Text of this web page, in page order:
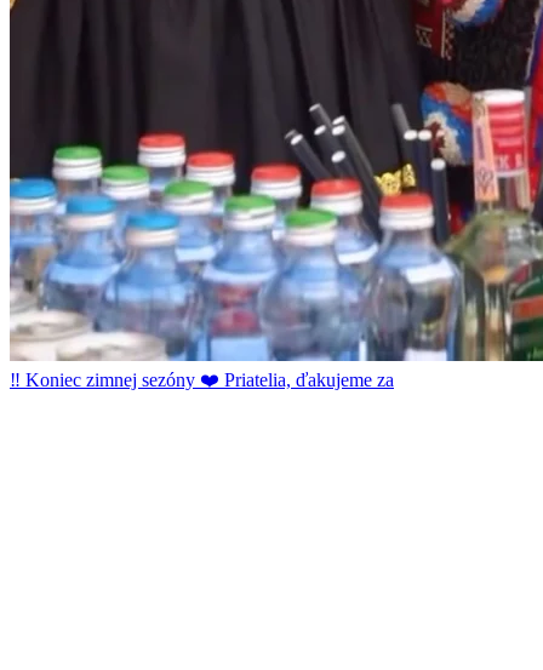
‼️ Koniec zimnej sezóny ❤️ Priatelia, ďakujeme za